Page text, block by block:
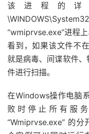
该进程的
“wmiprvse.exe”进程
看到，如果该文件不
就是病毒、间谍软件
件进行扫描。
在Windows操作电脑
败时停止所有服
“Wmiprvse.exe” 的